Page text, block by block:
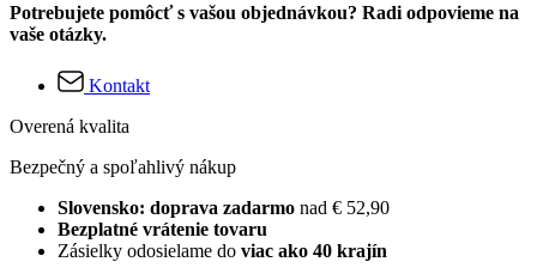
Potrebujete pomôcť s vašou objednávkou? Radi odpovieme na
vaše otázky.
Kontakt
Overená kvalita
Bezpečný a spoľahlivý nákup
Slovensko: doprava zadarmo nad € 52,90
Bezplatné vrátenie tovaru
Zásielky odosielame do viac ako 40 krajín